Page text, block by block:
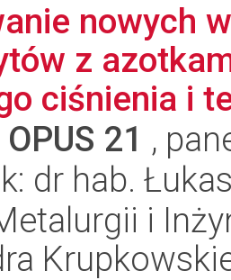
nowych
z
ciśnienia i
OPUS 21 ,
dr hab.
i